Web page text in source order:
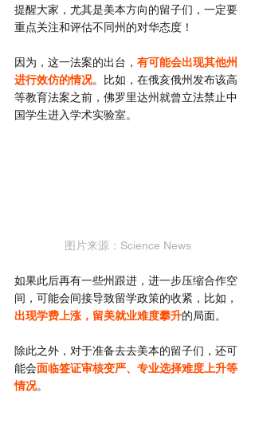
提醒大家，尤其是美本方向的留子们，一定要
重点关注和评估不同州的对华态度！
因为，这一法案的出台， 有可能会出现其他州
进行效仿的情况。比如，在俄亥俄州发布该高
等教育法案之前，佛罗里达州就曾立法禁止中
国学生进入学术实验室。
图片来源：Science News
如果此后再有一些州跟进，进一步压缩合作空
间，可能会间接导致留学政策的收紧，比如，
出现学费上涨，留美就业难度攀升的局面。
除此之外，对于准备去去美本的留子们，还可
能会面临签证审核变严、专业选择难度上升等
情况。